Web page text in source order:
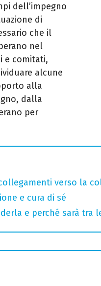
dell’impegno
di
che il
nel
e comitati,
alcune
alla
dalla
per
verso la
e cura di sé
e perché sarà